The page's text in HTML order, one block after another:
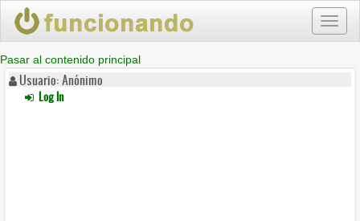
Pasar al contenido principal
Usuario: Anónimo
Log In